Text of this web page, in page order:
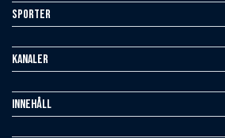
Sporter
Kanaler
Innehåll